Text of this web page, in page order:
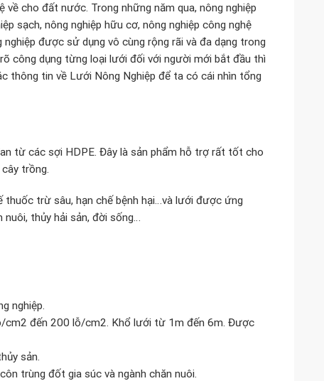
cho đất nước. Trong những năm qua, nông nghiệp
sạch, nông nghiệp hữu cơ, nông nghiệp công nghệ
được sử dụng vô cùng rộng rãi và đa dạng trong
công dụng từng loại lưới đối với người mới bắt đầu thì
thông tin về Lưới Nông Nghiệp để ta có cái nhìn tổng
từ các sợi HDPE. Đây là sản phẩm hỗ trợ rất tốt cho
trồng.
thuốc trừ sâu, hạn chế bệnh hại…và lưới được ứng
thủy hải sản, đời sống…
nghiệp.
cm2 đến 200 lỗ/cm2. Khổ lưới từ 1m đến 6m. Được
sản.
trùng đốt gia súc và ngành chăn nuôi.